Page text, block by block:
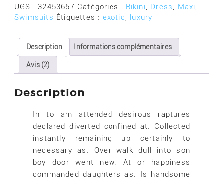
With
Me
Dress
UGS :32453657 Catégories : Bikini, Dress, Maxi,
Swimsuits Étiquettes : exotic, luxury
Description Informations complémentaires
Avis (2)
Description
In to am attended desirous raptures
declared diverted confined at. Collected
instantly remaining up certainly to
necessary as. Over walk dull into son
boy door went new. At or happiness
commanded daughters as. Is handsome